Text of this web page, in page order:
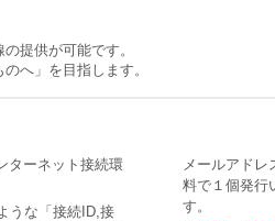
提供が可能です。
へ」を目指します。
ターネット接続環
うな「接続ID,接
メールアド
料で１個発行
す。